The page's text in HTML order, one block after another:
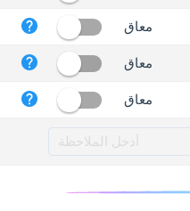
iplogger.com
iplogger.co
2no.co
yip.su
iplogger.info
معاق
معاق
معاق